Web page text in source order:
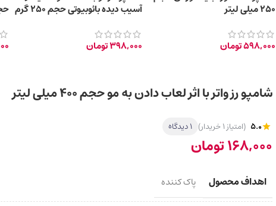
250 میلی لیتر
598,000تومان
آسیب دیده بائوبیوتی حجم 250 گرم
398,000تومان
حجم
شامپو رز واتر با اثر لعاب دادن به مو حجم 400 میلی لیتر
5.0 (امتیاز 1 خریدار) 1 دیدگاه
168,000تومان
اهداف محصول پاک کننده